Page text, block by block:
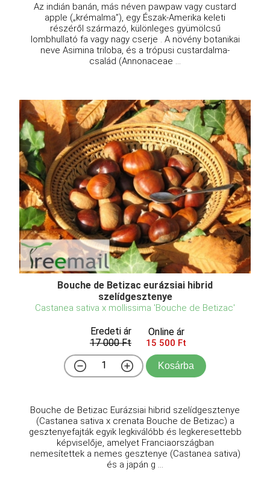
Az indián banán, más néven pawpaw vagy custard
apple („krémalma”), egy Észak-Amerika keleti
részéről származó, különleges gyümölcsű
lombhullató fa vagy nagy cserje . A növény botanikai
neve Asimina triloba, és a trópusi custardalma-
család (Annonaceae ...
Bouche de Betizac eurázsiai hibrid
szelídgesztenye
Castanea sativa x mollissima 'Bouche de Betizac'
Eredeti ár
17 000 Ft
Online ár
15 500 Ft
Kosárba
Bouche de Betizac Eurázsiai hibrid szelídgesztenye
(Castanea sativa x crenata Bouche de Betizac) a
gesztenyefajták egyik legkiválóbb és legkeresettebb
képviselője, amelyet Franciaországban
nemesítettek a nemes gesztenye (Castanea sativa)
és a japán g ...